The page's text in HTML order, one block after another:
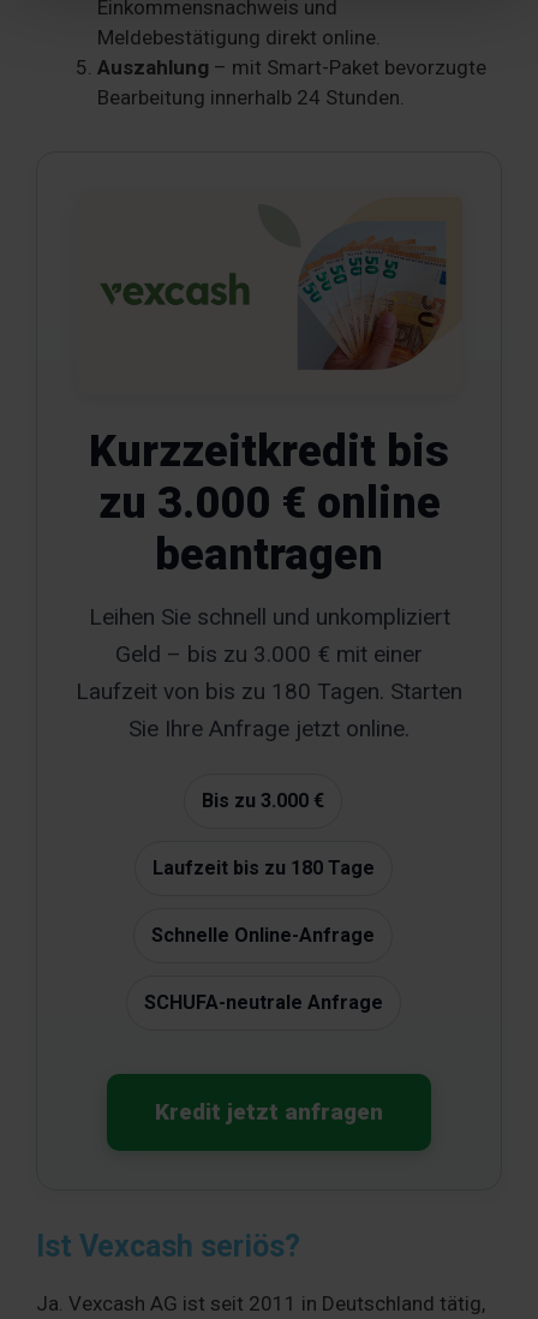
Partner führen diese Informationen möglicherweise mit
weiteren Daten zusammen, die Sie ihnen bereitgestellt
haben oder die sie im Rahmen Ihrer Nutzung der Dienste
gesammelt haben. Sie geben Einwilligung zu unseren
Einkommensnachweis und
Meldebestätigung direkt online.
Auszahlung – mit Smart-Paket bevorzugte
Bearbeitung innerhalb 24 Stunden.
Kurzzeitkredit bis
zu 3.000 € online
beantragen
Leihen Sie schnell und unkompliziert
Geld – bis zu 3.000 € mit einer
Laufzeit von bis zu 180 Tagen. Starten
Sie Ihre Anfrage jetzt online.
Bis zu 3.000 €
Laufzeit bis zu 180 Tage
Schnelle Online-Anfrage
SCHUFA-neutrale Anfrage
Kredit jetzt anfragen
Ist Vexcash seriös?
Ja. Vexcash AG ist seit 2011 in Deutschland tätig,